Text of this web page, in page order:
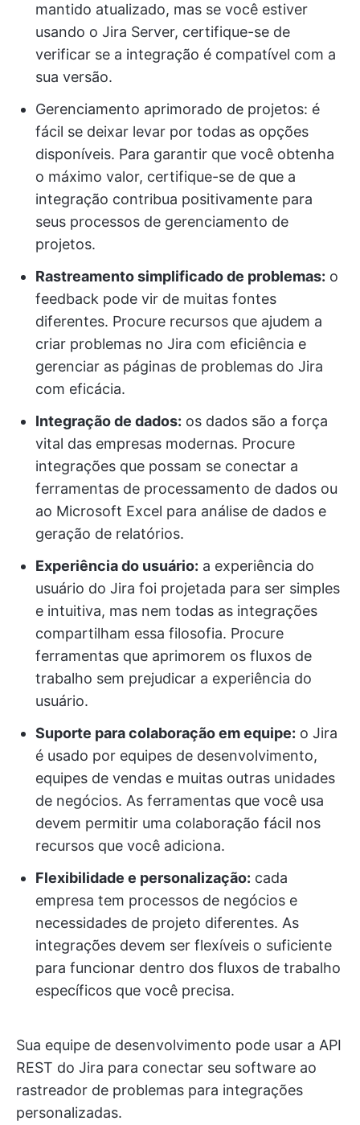
mantido atualizado, mas se você estiver
usando o Jira Server, certifique-se de
verificar se a integração é compatível com a
sua versão.
Gerenciamento aprimorado de projetos: é
fácil se deixar levar por todas as opções
disponíveis. Para garantir que você obtenha
o máximo valor, certifique-se de que a
integração contribua positivamente para
seus processos de gerenciamento de
projetos.
Rastreamento simplificado de problemas: o
feedback pode vir de muitas fontes
diferentes. Procure recursos que ajudem a
criar problemas no Jira com eficiência e
gerenciar as páginas de problemas do Jira
com eficácia.
Integração de dados: os dados são a força
vital das empresas modernas. Procure
integrações que possam se conectar a
ferramentas de processamento de dados ou
ao Microsoft Excel para análise de dados e
geração de relatórios.
Experiência do usuário: a experiência do
usuário do Jira foi projetada para ser simples
e intuitiva, mas nem todas as integrações
compartilham essa filosofia. Procure
ferramentas que aprimorem os fluxos de
trabalho sem prejudicar a experiência do
usuário.
Suporte para colaboração em equipe: o Jira
é usado por equipes de desenvolvimento,
equipes de vendas e muitas outras unidades
de negócios. As ferramentas que você usa
devem permitir uma colaboração fácil nos
recursos que você adiciona.
Flexibilidade e personalização: cada
empresa tem processos de negócios e
necessidades de projeto diferentes. As
integrações devem ser flexíveis o suficiente
para funcionar dentro dos fluxos de trabalho
específicos que você precisa.
Sua equipe de desenvolvimento pode usar a API
REST do Jira para conectar seu software ao
rastreador de problemas para integrações
personalizadas.